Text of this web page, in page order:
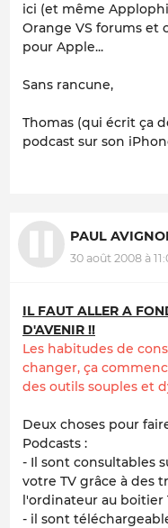
ici (et même
Orange VS forums et
pour Apple...
Sans rancune,
Thomas (qui écrit ça
podcast sur son
PAUL
30 août 2008 à
IL FAUT ALLER A
D'AVENIR !!
Les habitudes de
changer, ça
des outils souples et
Deux choses pour
Podcasts :
- Il sont consultables
votre TV grâce à des
l'ordinateur au boitier
- il sont